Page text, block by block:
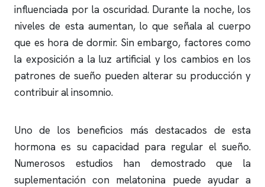
influenciada por la oscuridad. Durante la noche, los
niveles de esta aumentan, lo que señala al cuerpo
que es hora de dormir. Sin embargo, factores como
la exposición a la luz artificial y los cambios en los
patrones de sueño pueden alterar su producción y
contribuir alinsomnio.
Uno de los beneficios más destacados de esta
hormona es su capacidad para regular el sueño.
Numerosos estudios han demostrado que la
suplementación con melatonina puede ayudar a